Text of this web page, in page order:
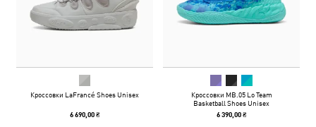
Кроссовки LaFrancé Shoes Unisex
6 690,00 ₴
Кроссовки MB.05 Lo Team
Basketball Shoes Unisex
6 390,00 ₴